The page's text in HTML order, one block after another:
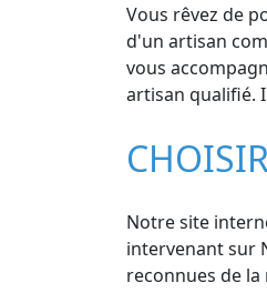
Vous rêvez de
d'un artisan
vous
artisan qualifié.
Notre site
intervenant sur
reconnues de la